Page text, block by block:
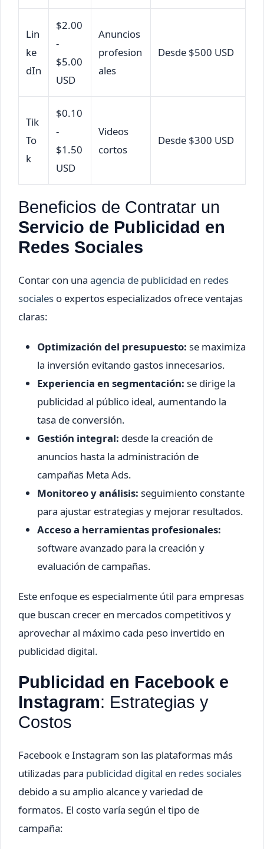
Lin
ke
dIn
$2.00
-
$5.00
USD
Anuncios
profesion
ales
Desde $500 USD
Tik
To
k
$0.10
-
$1.50
USD
Videos
cortos
Desde $300 USD
Beneficios de Contratar un
Servicio de Publicidad en
Redes Sociales
Contar con una agencia de publicidad en redes
sociales o expertos especializados ofrece ventajas
claras:
Optimización del presupuesto: se maximiza
la inversión evitando gastos innecesarios.
Experiencia en segmentación: se dirige la
publicidad al público ideal, aumentando la
tasa de conversión.
Gestión integral: desde la creación de
anuncios hasta la administración de
campañas Meta Ads.
Monitoreo y análisis: seguimiento constante
para ajustar estrategias y mejorar resultados.
Acceso a herramientas profesionales:
software avanzado para la creación y
evaluación de campañas.
Este enfoque es especialmente útil para empresas
que buscan crecer en mercados competitivos y
aprovechar al máximo cada peso invertido en
publicidad digital.
Publicidad en Facebook e
Instagram: Estrategias y
Costos
Facebook e Instagram son las plataformas más
utilizadas para publicidad digital en redes sociales
debido a su amplio alcance y variedad de
formatos. El costo varía según el tipo de
campaña: